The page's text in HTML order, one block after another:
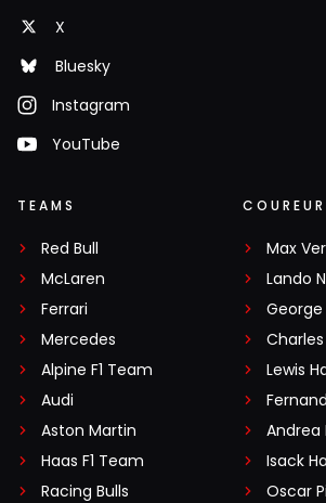
X
Bluesky
Instagram
YouTube
TEAMS
Red Bull
McLaren
Ferrari
Mercedes
Alpine F1 Team
Audi
Aston Martin
Haas F1 Team
Racing Bulls
Max
Lando
George
Lewis
Andrea
Isack
Oscar